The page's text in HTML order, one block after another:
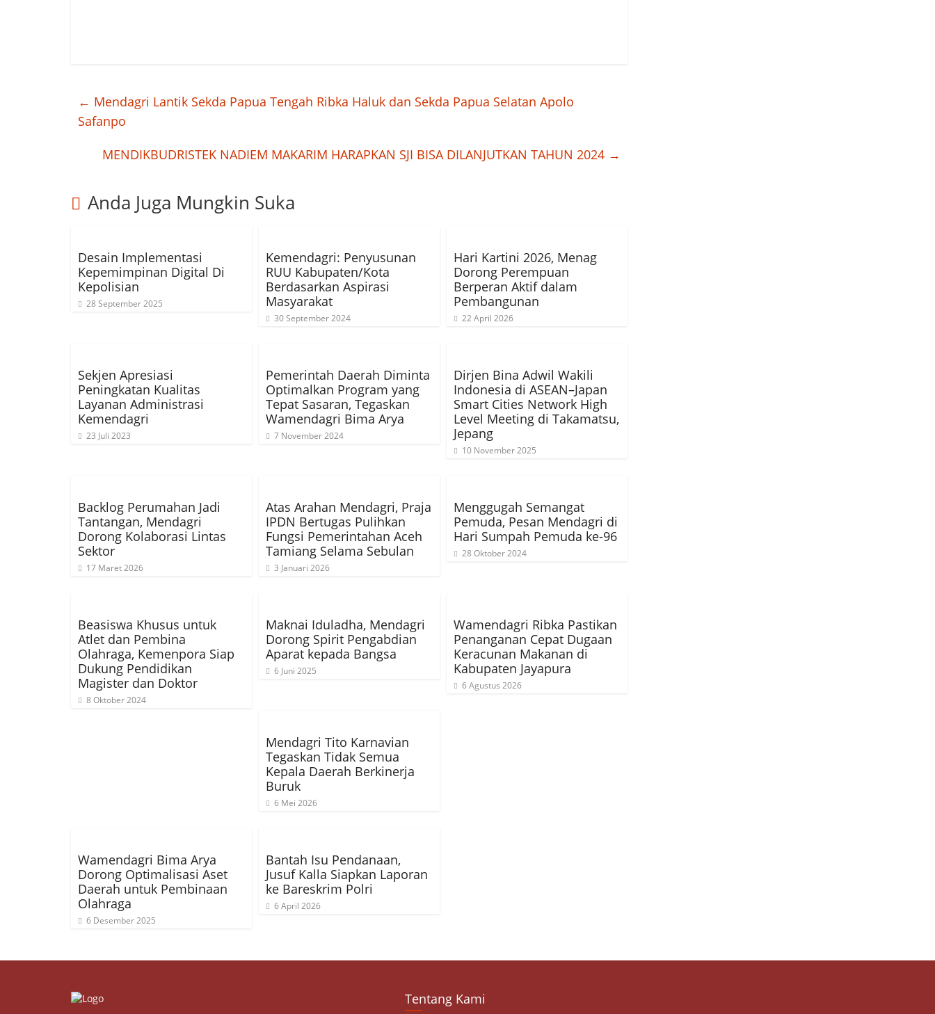
← Mendagri Lantik Sekda Papua Tengah Ribka Haluk dan Sekda Papua Selatan Apolo
Safanpo
MENDIKBUDRISTEK NADIEM MAKARIM HARAPKAN SJI BISA DILANJUTKAN TAHUN 2024 →
Anda Juga Mungkin Suka
Desain Implementasi
Kepemimpinan Digital Di
Kepolisian
28 September 2025
Kemendagri: Penyusunan
RUU Kabupaten/Kota
Berdasarkan Aspirasi
Masyarakat
30 September 2024
Hari Kartini 2026, Menag
Dorong Perempuan
Berperan Aktif dalam
Pembangunan
22 April 2026
Sekjen Apresiasi
Peningkatan Kualitas
Layanan Administrasi
Kemendagri
23 Juli 2023
Pemerintah Daerah Diminta
Optimalkan Program yang
Tepat Sasaran, Tegaskan
Wamendagri Bima Arya
7 November 2024
Dirjen Bina Adwil Wakili
Indonesia di ASEAN–Japan
Smart Cities Network High
Level Meeting di Takamatsu,
Jepang
10 November 2025
Backlog Perumahan Jadi
Tantangan, Mendagri
Dorong Kolaborasi Lintas
Sektor
17 Maret 2026
Atas Arahan Mendagri, Praja
IPDN Bertugas Pulihkan
Fungsi Pemerintahan Aceh
Tamiang Selama Sebulan
3 Januari 2026
Menggugah Semangat
Pemuda, Pesan Mendagri di
Hari Sumpah Pemuda ke-96
28 Oktober 2024
Beasiswa Khusus untuk
Atlet dan Pembina
Olahraga, Kemenpora Siap
Dukung Pendidikan
Magister dan Doktor
8 Oktober 2024
Maknai Iduladha, Mendagri
Dorong Spirit Pengabdian
Aparat kepada Bangsa
6 Juni 2025
Wamendagri Ribka Pastikan
Penanganan Cepat Dugaan
Keracunan Makanan di
Kabupaten Jayapura
6 Agustus 2026
Mendagri Tito Karnavian
Tegaskan Tidak Semua
Kepala Daerah Berkinerja
Buruk
6 Mei 2026
Wamendagri Bima Arya
Dorong Optimalisasi Aset
Daerah untuk Pembinaan
Olahraga
6 Desember 2025
Bantah Isu Pendanaan,
Jusuf Kalla Siapkan Laporan
ke Bareskrim Polri
6 April 2026
Tentang Kami